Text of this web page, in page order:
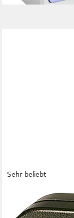
Sehr beliebt
Quarzwecker